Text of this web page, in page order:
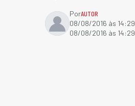
PorAUTOR
08/08/2016 às 14:29
08/08/2016 às 14:29